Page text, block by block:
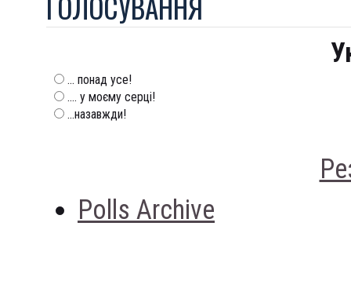
... понад усе!
.... у моєму серці!
...назавжди!
Polls Archive